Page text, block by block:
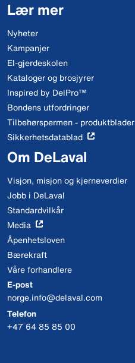
Lær mer
Nyheter
Kampanjer
El-gjerdeskolen
Kataloger og brosjyrer
Inspired by DelPro™
Bondens utfordringer
Tilbehørspermen - produktblader
Sikkerhetsdatablad
Om DeLaval
Visjon, misjon og kjerneverdier
Jobb i DeLaval
Standardvilkår
Media
Åpenhetsloven
Bærekraft
Våre forhandlere
E-post
norge.info@delaval.com
Telefon
+47 64 85 85 00